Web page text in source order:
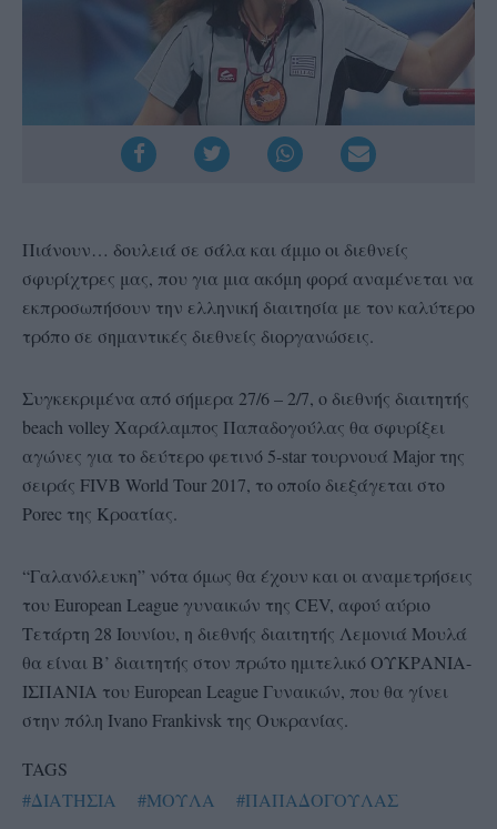
Πιάνουν… δουλειά σε σάλα και άμμο οι διεθνείς
σφυρίχτρες μας, που για μια ακόμη φορά αναμένεται να
εκπροσωπήσουν την ελληνική διαιτησία με τον καλύτερο
τρόπο σε σημαντικές διεθνείς διοργανώσεις.
Συγκεκριμένα από σήμερα 27/6 – 2/7, ο διεθνής διαιτητής
beach volley Χαράλαμπος Παπαδογούλας θα σφυρίξει
αγώνες για το δεύτερο φετινό 5-star τουρνουά Major της
σειράς FIVB World Tour 2017, το οποίο διεξάγεται στο
Porec της Κροατίας.
“Γαλανόλευκη” νότα όμως θα έχουν και οι αναμετρήσεις
του European League γυναικών της CEV, αφού αύριο
Τετάρτη 28 Ιουνίου, η διεθνής διαιτητής Λεμονιά Μουλά
θα είναι Β’ διαιτητής στον πρώτο ημιτελικό ΟΥΚΡΑΝΙΑ-
ΙΣΠΑΝΙΑ του European League Γυναικών, που θα γίνει
στην πόλη Ivano Frankivsk της Ουκρανίας.
TAGS
#ΔΙΑΤΗΣΙΑ
#ΜΟΥΛΑ #ΠΑΠΑΔΟΓΟΥΛΑΣ